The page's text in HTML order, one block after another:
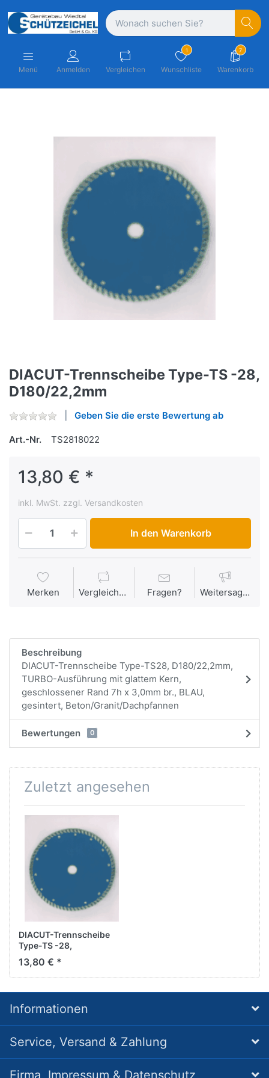
Menü Anmelden Vergleichen
1
Wunschliste
7
Warenkorb
DIACUT-Trennscheibe Type-TS -28,
D180/22,2mm
Geben Sie die erste Bewertung ab
Art.-Nr. TS2818022
13,80 € *
inkl. MwSt. zzgl. Versandkosten
In den Warenkorb
Merken Vergleichen Fragen? Weitersagen
Beschreibung
DIACUT-Trennscheibe Type-TS28, D180/22,2mm,
TURBO-Ausführung mit glattem Kern,
geschlossener Rand 7h x 3,0mm br., BLAU,
gesintert, Beton/Granit/Dachpfannen
Bewertungen 0
Zuletzt angesehen
DIACUT-Trennscheibe
Type-TS -28,
D180/22,2mm
13,80 € *
Informationen
Service, Versand & Zahlung